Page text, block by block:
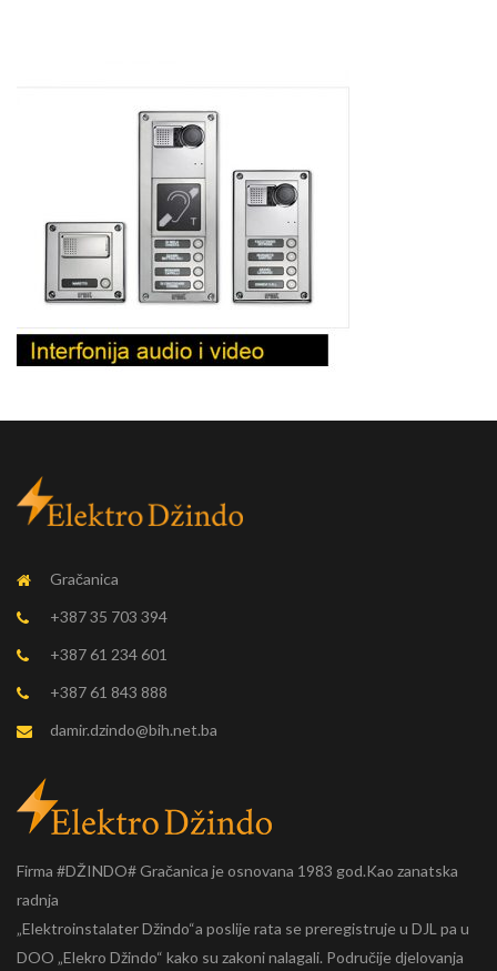
Gračanica
+387 35 703 394
+387 61 234 601
+387 61 843 888
damir.dzindo@bih.net.ba
Firma #DŽINDO# Gračanica je osnovana 1983 god.Kao zanatska
radnja
„Elektroinstalater Džindo“a poslije rata se preregistruje u DJL pa u
DOO „Elekro Džindo“ kako su zakoni nalagali. Područije djelovanja